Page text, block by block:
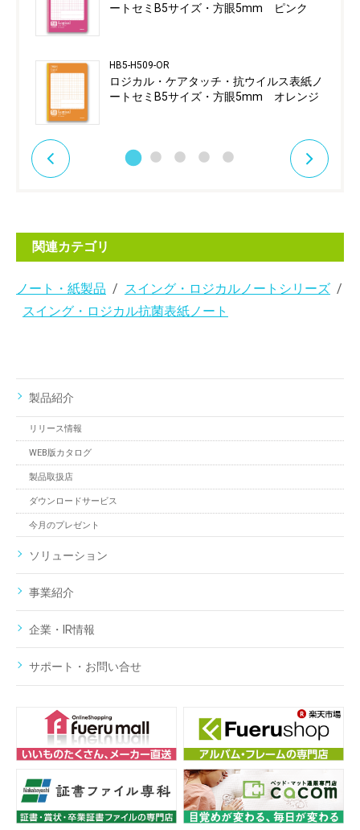
ートセミB5サイズ・方眼5mm ピンク
HB5-H509-OR
ロジカル・ケアタッチ・抗ウイルス表紙ノ
ートセミB5サイズ・方眼5mm オレンジ
関連カテゴリ
ノート・紙製品
スイング・ロジカルノートシリーズ
スイング・ロジカル抗菌表紙ノート
製品紹介
リリース情報
WEB版カタログ
製品取扱店
ダウンロードサービス
今月のプレゼント
ソリューション
事業紹介
企業・IR情報
サポート・お問い合せ